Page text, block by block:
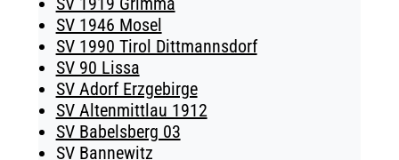
SV 1946 Mosel
SV 1990 Tirol Dittmannsdorf
SV 90 Lissa
SV Adorf Erzgebirge
SV Altenmittlau 1912
SV Babelsberg 03
SV Bannewitz